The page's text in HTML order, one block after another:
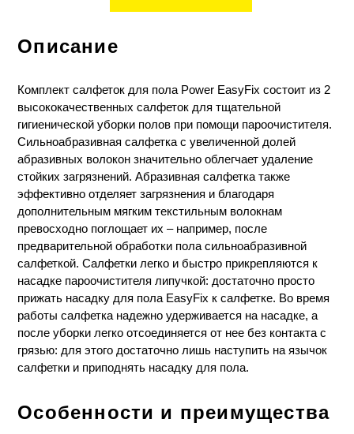
Описание
Комплект салфеток для пола Power EasyFix состоит из 2
высококачественных салфеток для тщательной
гигиенической уборки полов при помощи пароочистителя.
Сильноабразивная салфетка с увеличенной долей
абразивных волокон значительно облегчает удаление
стойких загрязнений. Абразивная салфетка также
эффективно отделяет загрязнения и благодаря
дополнительным мягким текстильным волокнам
превосходно поглощает их – например, после
предварительной обработки пола сильноабразивной
салфеткой. Салфетки легко и быстро прикрепляются к
насадке пароочистителя липучкой: достаточно просто
прижать насадку для пола EasyFix к салфетке. Во время
работы салфетка надежно удерживается на насадке, а
после уборки легко отсоединяется от нее без контакта с
грязью: для этого достаточно лишь наступить на язычок
салфетки и приподнять насадку для пола.
Особенности и преимущества